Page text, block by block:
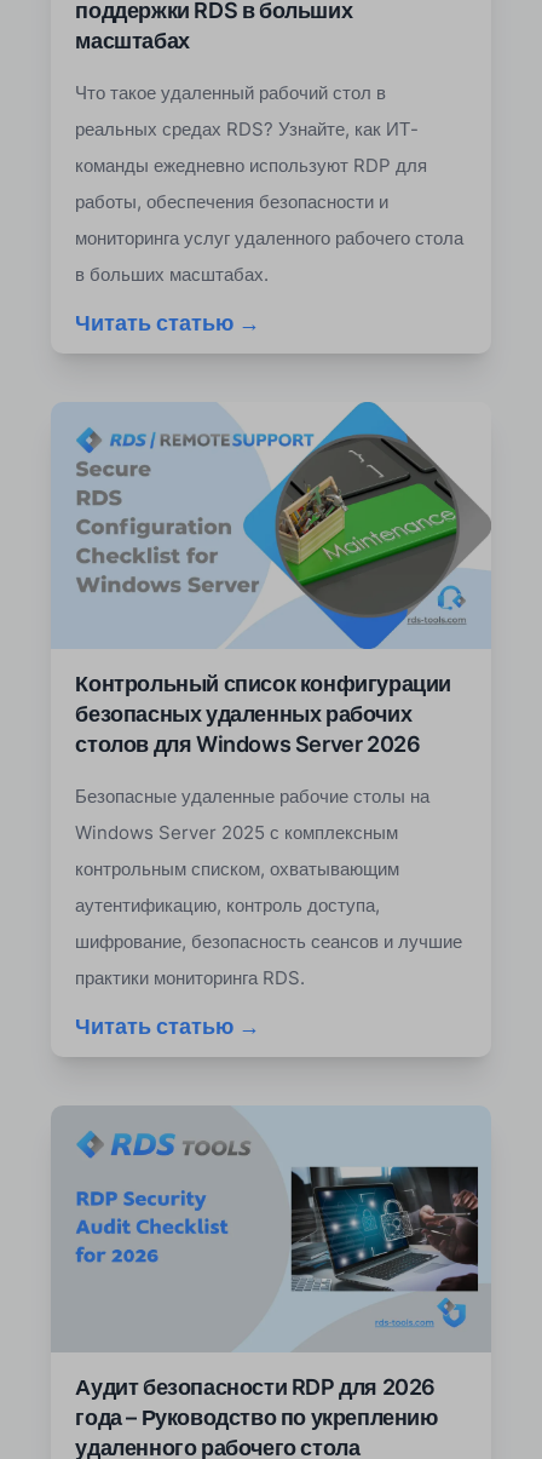
поддержки RDS в больших
масштабах
Что такое удаленный рабочий стол в
реальных средах RDS? Узнайте, как ИТ-
команды ежедневно используют RDP для
работы, обеспечения безопасности и
мониторинга услуг удаленного рабочего стола
в больших масштабах.
Читать статью →
Контрольный список конфигурации
безопасных удаленных рабочих
столов для Windows Server 2026
Безопасные удаленные рабочие столы на
Windows Server 2025 с комплексным
контрольным списком, охватывающим
аутентификацию, контроль доступа,
шифрование, безопасность сеансов и лучшие
практики мониторинга RDS.
Читать статью →
Аудит безопасности RDP для 2026
года – Руководство по укреплению
удаленного рабочего стола